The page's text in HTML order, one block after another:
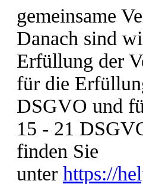
gemeinsame
Danach sind
Erfüllung der
für die
DSGVO und
15 - 21
finden Sie
unter https://